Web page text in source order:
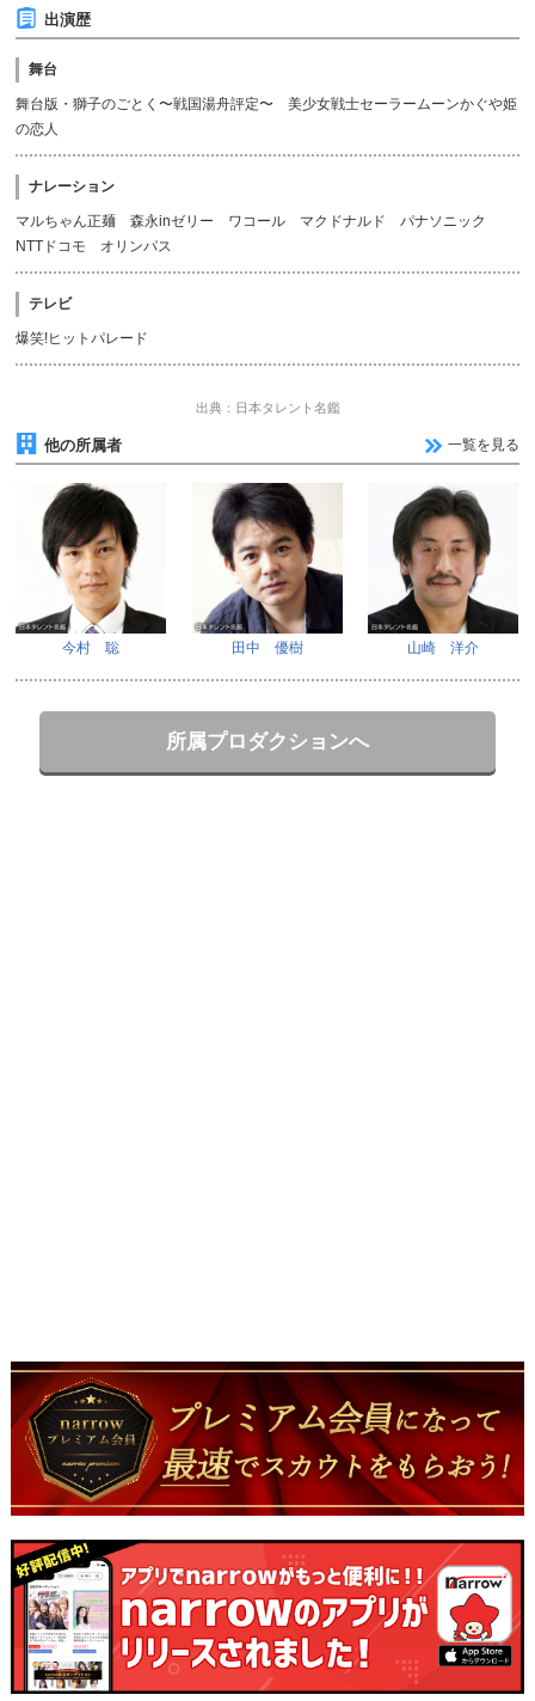
出演歴
舞台
舞台版・獅子のごとく〜戦国湯舟評定〜 美少女戦士セーラームーンかぐや姫
の恋人
ナレーション
マルちゃん正麺 森永inゼリー ワコール マクドナルド パナソニック
NTTドコモ オリンパス
テレビ
爆笑!ヒットパレード
出典：日本タレント名鑑
他の所属者 一覧を見る
今村 聡 田中 優樹 山崎 洋介
所属プロダクションへ